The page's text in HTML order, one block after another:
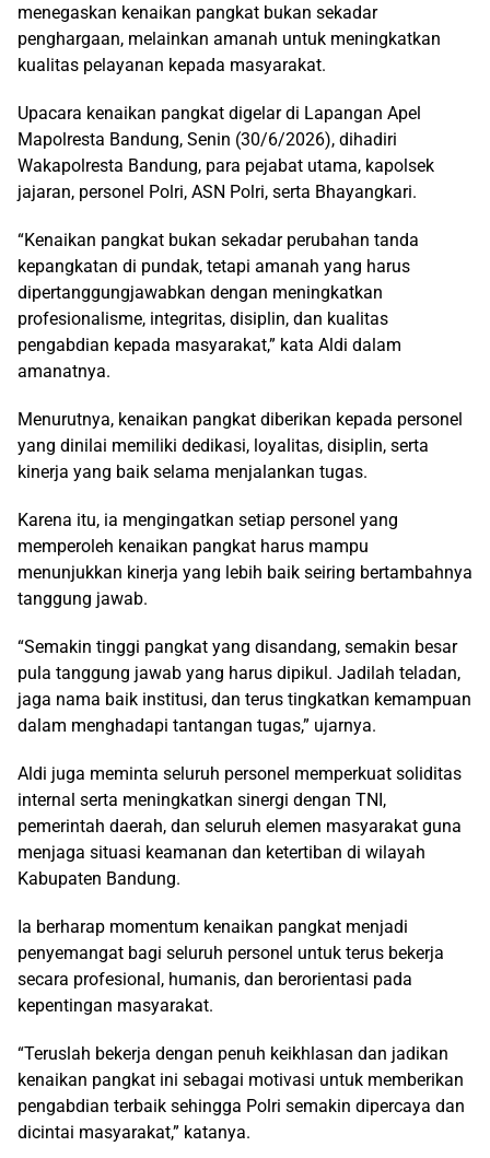
menegaskan kenaikan pangkat bukan sekadar
penghargaan, melainkan amanah untuk meningkatkan
kualitas pelayanan kepada masyarakat.
Upacara kenaikan pangkat digelar di Lapangan Apel
Mapolresta Bandung, Senin (30/6/2026), dihadiri
Wakapolresta Bandung, para pejabat utama, kapolsek
jajaran, personel Polri, ASN Polri, serta Bhayangkari.
“Kenaikan pangkat bukan sekadar perubahan tanda
kepangkatan di pundak, tetapi amanah yang harus
dipertanggungjawabkan dengan meningkatkan
profesionalisme, integritas, disiplin, dan kualitas
pengabdian kepada masyarakat,” kata Aldi dalam
amanatnya.
Menurutnya, kenaikan pangkat diberikan kepada personel
yang dinilai memiliki dedikasi, loyalitas, disiplin, serta
kinerja yang baik selama menjalankan tugas.
Karena itu, ia mengingatkan setiap personel yang
memperoleh kenaikan pangkat harus mampu
menunjukkan kinerja yang lebih baik seiring bertambahnya
tanggung jawab.
“Semakin tinggi pangkat yang disandang, semakin besar
pula tanggung jawab yang harus dipikul. Jadilah teladan,
jaga nama baik institusi, dan terus tingkatkan kemampuan
dalam menghadapi tantangan tugas,” ujarnya.
Aldi juga meminta seluruh personel memperkuat soliditas
internal serta meningkatkan sinergi dengan TNI,
pemerintah daerah, dan seluruh elemen masyarakat guna
menjaga situasi keamanan dan ketertiban di wilayah
Kabupaten Bandung.
Ia berharap momentum kenaikan pangkat menjadi
penyemangat bagi seluruh personel untuk terus bekerja
secara profesional, humanis, dan berorientasi pada
kepentingan masyarakat.
“Teruslah bekerja dengan penuh keikhlasan dan jadikan
kenaikan pangkat ini sebagai motivasi untuk memberikan
pengabdian terbaik sehingga Polri semakin dipercaya dan
dicintai masyarakat,” katanya.